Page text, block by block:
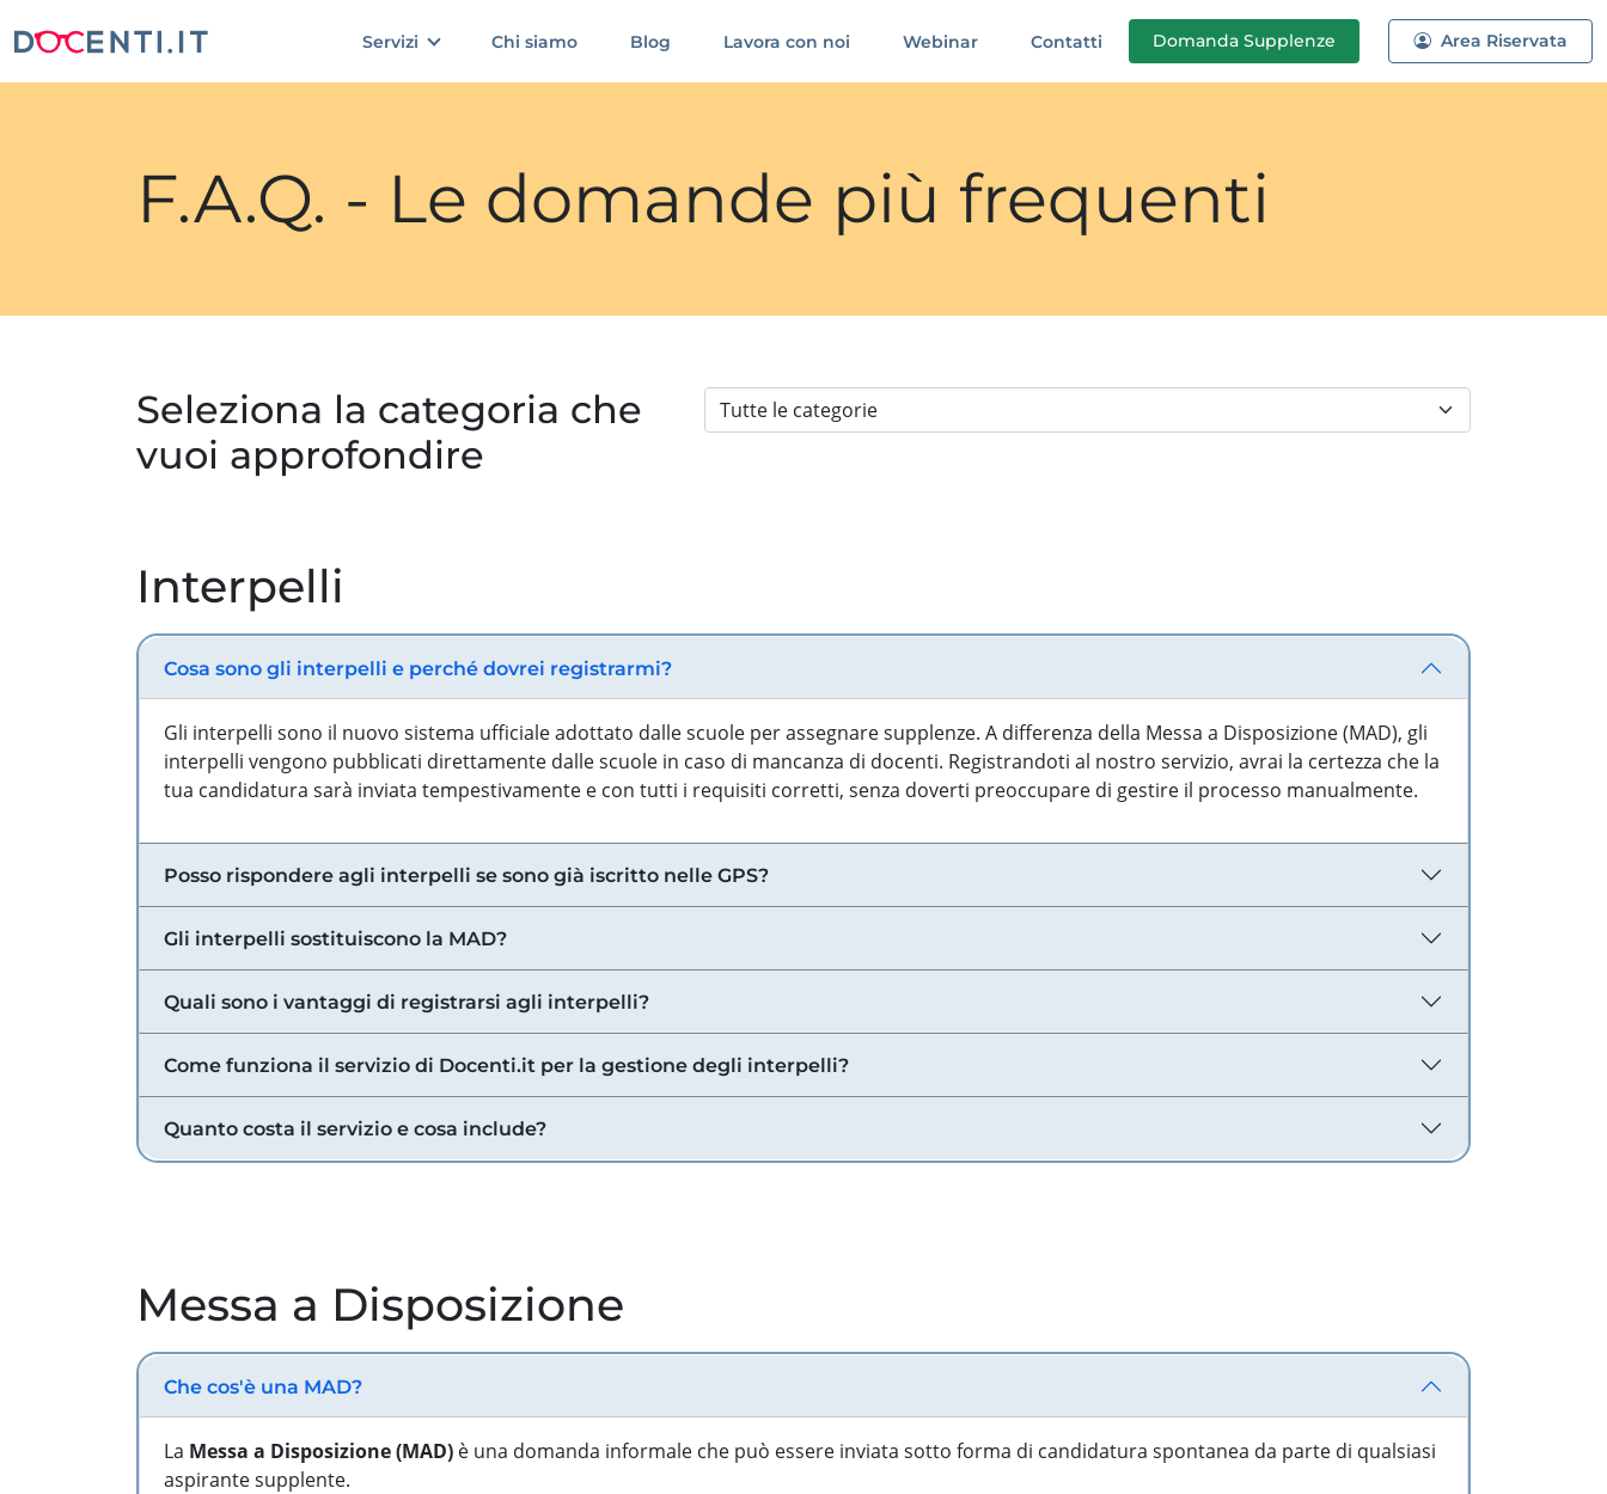
Servizi Chi siamo Blog Lavora con noi Webinar Contatti Domanda Supplenze Area Riservata
F.A.Q. - Le domande più frequenti
Seleziona la categoria che
vuoi approfondire
Interpelli
Cosa sono gli interpelli e perché dovrei registrarmi?
Gli interpelli sono il nuovo sistema ufficiale adottato dalle scuole per assegnare supplenze. A differenza della Messa a Disposizione (MAD), gli
interpelli vengono pubblicati direttamente dalle scuole in caso di mancanza di docenti. Registrandoti al nostro servizio, avrai la certezza che la
tua candidatura sarà inviata tempestivamente e con tutti i requisiti corretti, senza doverti preoccupare di gestire il processo manualmente.
Posso rispondere agli interpelli se sono già iscritto nelle GPS?
Gli interpelli sostituiscono la MAD?
Quali sono i vantaggi di registrarsi agli interpelli?
Come funziona il servizio di Docenti.it per la gestione degli interpelli?
Quanto costa il servizio e cosa include?
Messa a Disposizione
Che cos'è una MAD?
La Messa a Disposizione (MAD) è una domanda informale che può essere inviata sotto forma di candidatura spontanea da parte di qualsiasi
aspirante supplente.